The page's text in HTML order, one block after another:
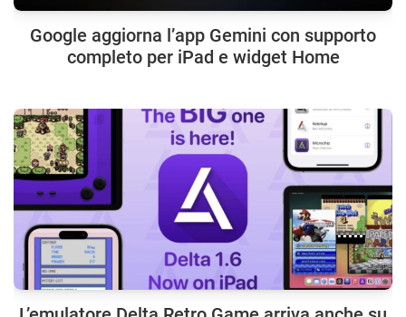
Google aggiorna l’app Gemini con supporto
completo per iPad e widget Home